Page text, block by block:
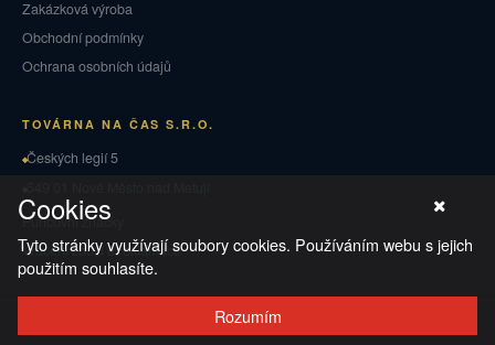
Zakázková výroba
Obchodní podmínky
Ochrana osobních údajů
TOVÁRNA NA ČAS S.R.O.
Českých legií 5
Puncovní značky
Vrácení zboží a reklamace
Ochrana osobních údajů
Cookies
Tyto stránky využívají soubory cookies. Používáním webu s jejich
použitím souhlasíte.
Rozumím